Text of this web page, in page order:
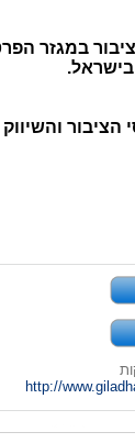
ציבור במגזר
בישראל.
הציבור
http://